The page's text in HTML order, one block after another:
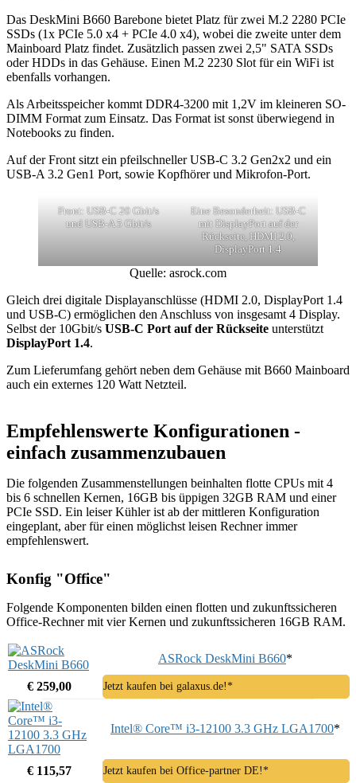
Das DeskMini B660 Barebone bietet Platz für zwei M.2 2280 PCIe
SSDs (1x PCIe 5.0 x4 + PCIe 4.0 x4), wobei die zweite unter dem
Mainboard Platz findet. Zusätzlich passen zwei 2,5" SATA SSDs
oder HDDs in das Gehäuse. Einen M.2 2230 Slot für ein WiFi ist
ebenfalls vorhangen.
Als Arbeitsspeicher kommt DDR4-3200 mit 1,2V im kleineren SO-
DIMM Format zum Einsatz. Das Format ist sonst überwiegend in
Notebooks zu finden.
Auf der Front sitzt ein pfeilschneller USB-C 3.2 Gen2x2 und ein
USB-A 3.2 Gen1 Port, sowie Kopfhörer und Mikrofon-Port.
Front: USB-C 20 Gbit/s
und USB-A 5 Gbit/s
Eine Besonderheit: USB-C
mit DisplayPort auf der
Rückseite, HDMI 2.0,
DisplayPort 1.4
Quelle: asrock.com
Gleich drei digitale Displayanschlüsse (HDMI 2.0, DisplayPort 1.4
und USB-C) ermöglichen den Anschluss von insgesamt 4 Display.
Selbst der 10Gbit/s USB-C Port auf der Rückseite unterstützt
DisplayPort 1.4.
Zum Lieferumfang gehört neben dem Gehäuse mit B660 Mainboard
auch ein externes 120 Watt Netzteil.
Empfehlenswerte Konfigurationen -
einfach zusammenzubauen
Die folgenden Zusammenstellungen beinhalten flotte CPUs mit 4
bis 6 schnellen Kernen, 16GB bis üppigen 32GB RAM und einer
PCIe SSD. Ein leiser Kühler ist ab der mittleren Konfiguration
eingeplant, aber für einen möglichst leisen Rechner immer
empfehlenswert.
Konfig "Office"
Folgende Komponenten bilden einen flotten und zukunftssicheren
Office-Rechner mit vier Kernen und zukunftssicheren 16GB RAM.
ASRock DeskMini B660*
€ 259,00 Jetzt kaufen bei galaxus.de!*
Intel® Core™ i3-12100 3.3 GHz LGA1700*
€ 115,57 Jetzt kaufen bei Office-partner DE!*